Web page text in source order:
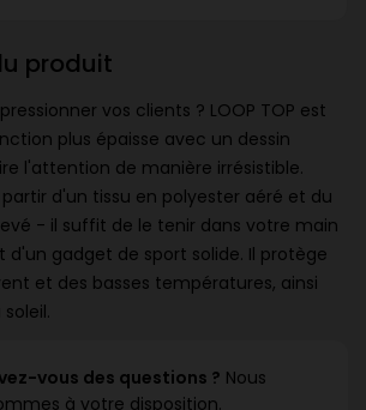
produit
vos clients ? LOOP TOP est
plus épaisse avec un dessin
l'attention de manière irrésistible.
d'un tissu en polyester aéré et du
- il suffit de le tenir dans votre main
d'un gadget de sport solide. Il protège
et des basses températures, ainsi
vous des questions ? Nous
à votre disposition.